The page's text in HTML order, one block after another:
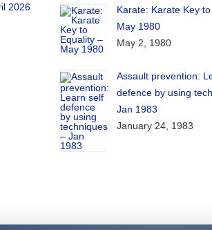
2026
Karate: Karate Key
May 1980
May 2, 1980
Assault prevention:
defence by using
Jan 1983
January 24, 1983